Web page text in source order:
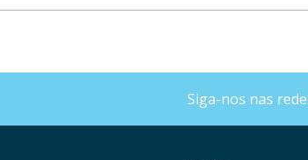
Siga-nos nas